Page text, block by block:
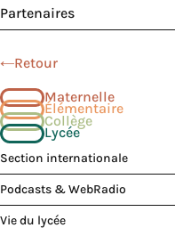
Partenaires
Retour
Maternelle
Élémentaire
Collège
Lycée
Section internationale
Podcasts & WebRadio
Vie du lycée